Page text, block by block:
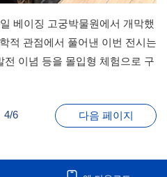
베이징 고궁박물원에서 개막했
적 관점에서 풀어낸 이번 전시는
전 이념 등을 몰입형 체험으로 구
4/6 다음 페이지